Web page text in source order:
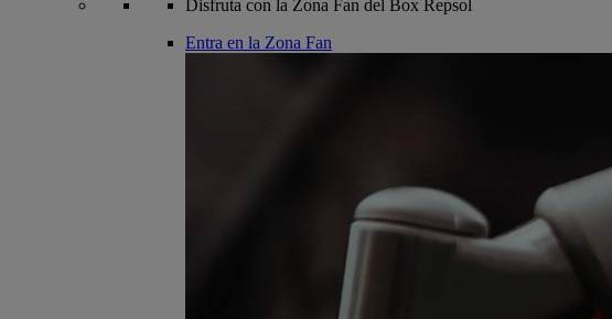
Disfruta con la Zona Fan del Box Repsol
Entra en la Zona Fan